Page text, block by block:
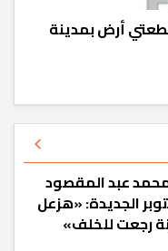
أرض بمدينة
عبد المقصود
الجديدة: «هزعل
رجعت للخلف»